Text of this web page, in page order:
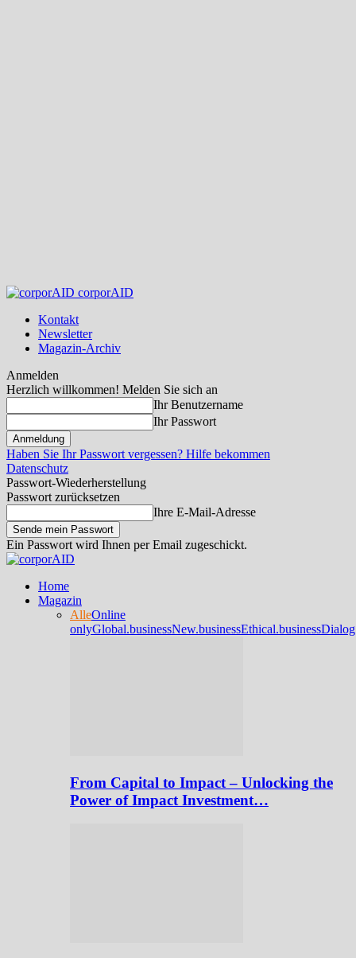
corporAID
Kontakt
Newsletter
Magazin-Archiv
Anmelden
Herzlich willkommen! Melden Sie sich an
Ihr Benutzername
Ihr Passwort
Haben Sie Ihr Passwort vergessen? Hilfe bekommen
Datenschutz
Passwort-Wiederherstellung
Passwort zurücksetzen
Ihre E-Mail-Adresse
Ein Passwort wird Ihnen per Email zugeschickt.
Home
Magazin
AlleOnline
onlyGlobal.businessNew.businessEthical.business
From Capital to Impact – Unlocking the
Power of Impact Investment…